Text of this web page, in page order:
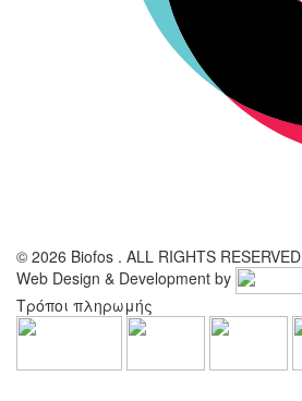
© 2026 Biofos . ALL RIGHTS RESERVED
Web Design & Development by
Τρόποι πληρωμής